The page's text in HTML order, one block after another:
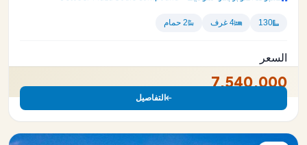
130 4 غرف 2 حمام
السعر
7,540,000
التفاصيل